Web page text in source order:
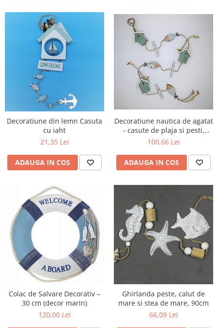
Decoratiune din lemn Casuta
cu iaht
21,35 Lei
ADAUGA IN COS
Decoratiune nautica de agatat
- casute de plaja si pesti,
100cm
100,66 Lei
ADAUGA IN COS
Colac de Salvare Decorativ –
30 cm (decor marin)
120,00 Lei
Ghirlanda peste, calut de
mare si stea de mare, 90cm
66,09 Lei